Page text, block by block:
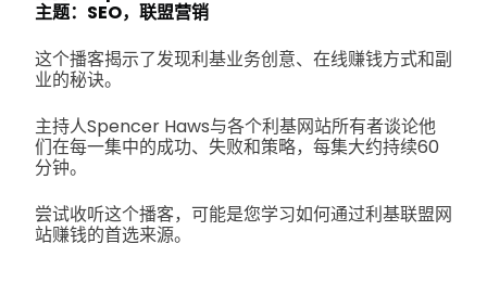
主题：SEO，联盟营销
这个播客揭示了发现利基业务创意、在线赚钱方式和副
业的秘诀。
主持人Spencer Haws与各个利基网站所有者谈论他
们在每一集中的成功、失败和策略，每集大约持续60
分钟。
尝试收听这个播客，可能是您学习如何通过利基联盟网
站赚钱的首选来源。